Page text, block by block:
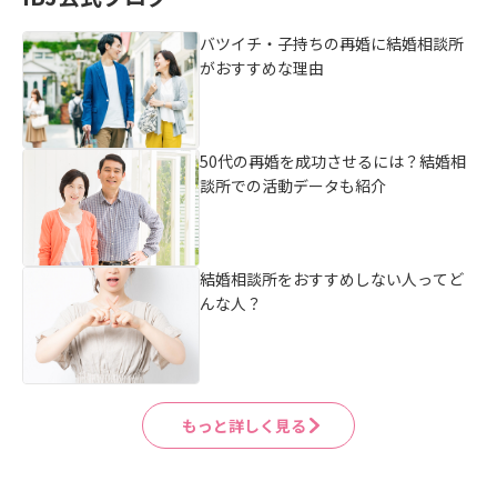
バツイチ・子持ちの再婚に結婚相談所
がおすすめな理由
50代の再婚を成功させるには？結婚相
談所での活動データも紹介
結婚相談所をおすすめしない人ってど
んな人？
もっと詳しく見る